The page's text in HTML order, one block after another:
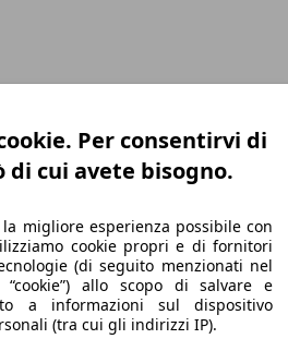
Per consentirvi di
di cui avete bisogno.
migliore esperienza possibile con
cookie propri e di fornitori
(di seguito menzionati nel
allo scopo di salvare e
a informazioni sul dispositivo
(tra cui gli indirizzi IP).